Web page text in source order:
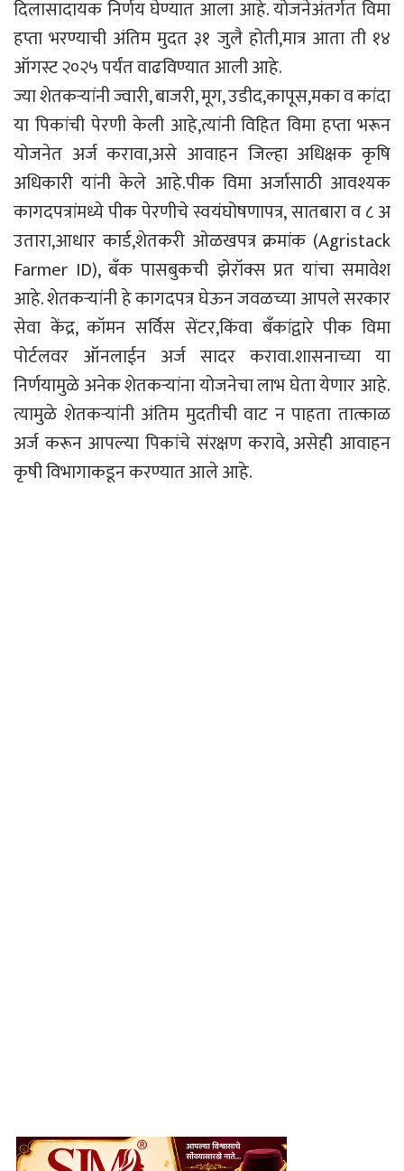
दिलासादायक निर्णय घेण्यात आला आहे. योजनेअंतर्गत विमा
हप्ता भरण्याची अंतिम मुदत ३१ जुलै होती,मात्र आता ती १४
ऑगस्ट २०२५ पर्यंत वाढविण्यात आली आहे.
ज्या शेतकऱ्यांनी ज्वारी, बाजरी, मूग, उडीद,कापूस,मका व कांदा
या पिकांची पेरणी केली आहे,त्यांनी विहित विमा हप्ता भरून
योजनेत अर्ज करावा,असे आवाहन जिल्हा अधिक्षक कृषि
अधिकारी यांनी केले आहे.पीक विमा अर्जासाठी आवश्यक
कागदपत्रांमध्ये पीक पेरणीचे स्वयंघोषणापत्र, सातबारा व ८ अ
उतारा,आधार कार्ड,शेतकरी ओळखपत्र क्रमांक (Agristack
Farmer ID), बँक पासबुकची झेरॉक्स प्रत यांचा समावेश
आहे. शेतकऱ्यांनी हे कागदपत्र घेऊन जवळच्या आपले सरकार
सेवा केंद्र, कॉमन सर्विस सेंटर,किंवा बँकांद्वारे पीक विमा
पोर्टलवर ऑनलाईन अर्ज सादर करावा.शासनाच्या या
निर्णयामुळे अनेक शेतकऱ्यांना योजनेचा लाभ घेता येणार आहे.
त्यामुळे शेतकऱ्यांनी अंतिम मुदतीची वाट न पाहता तात्काळ
अर्ज करून आपल्या पिकांचे संरक्षण करावे, असेही आवाहन
कृषी विभागाकडून करण्यात आले आहे.